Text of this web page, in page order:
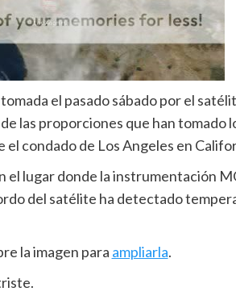
el pasado sábado por el
las proporciones que han
condado de Los Angeles en
el lugar donde la instrumentación
del satélite ha detectado
la imagen para ampliarla.